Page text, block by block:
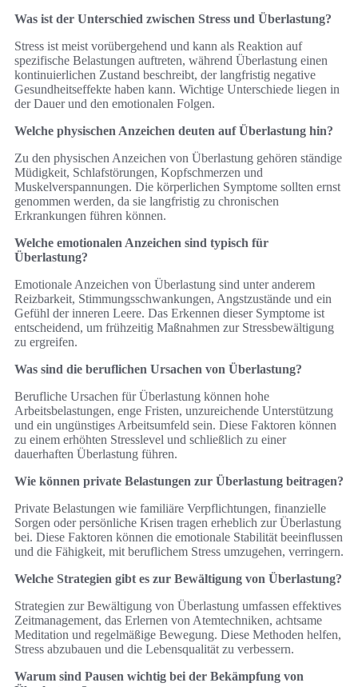
Was ist der Unterschied zwischen Stress und Überlastung?
Stress ist meist vorübergehend und kann als Reaktion auf
spezifische Belastungen auftreten, während Überlastung einen
kontinuierlichen Zustand beschreibt, der langfristig negative
Gesundheitseffekte haben kann. Wichtige Unterschiede liegen in
der Dauer und den emotionalen Folgen.
Welche physischen Anzeichen deuten auf Überlastung hin?
Zu den physischen Anzeichen von Überlastung gehören ständige
Müdigkeit, Schlafstörungen, Kopfschmerzen und
Muskelverspannungen. Die körperlichen Symptome sollten ernst
genommen werden, da sie langfristig zu chronischen
Erkrankungen führen können.
Welche emotionalen Anzeichen sind typisch für
Überlastung?
Emotionale Anzeichen von Überlastung sind unter anderem
Reizbarkeit, Stimmungsschwankungen, Angstzustände und ein
Gefühl der inneren Leere. Das Erkennen dieser Symptome ist
entscheidend, um frühzeitig Maßnahmen zur Stressbewältigung
zu ergreifen.
Was sind die beruflichen Ursachen von Überlastung?
Berufliche Ursachen für Überlastung können hohe
Arbeitsbelastungen, enge Fristen, unzureichende Unterstützung
und ein ungünstiges Arbeitsumfeld sein. Diese Faktoren können
zu einem erhöhten Stresslevel und schließlich zu einer
dauerhaften Überlastung führen.
Wie können private Belastungen zur Überlastung beitragen?
Private Belastungen wie familiäre Verpflichtungen, finanzielle
Sorgen oder persönliche Krisen tragen erheblich zur Überlastung
bei. Diese Faktoren können die emotionale Stabilität beeinflussen
und die Fähigkeit, mit beruflichem Stress umzugehen, verringern.
Welche Strategien gibt es zur Bewältigung von Überlastung?
Strategien zur Bewältigung von Überlastung umfassen effektives
Zeitmanagement, das Erlernen von Atemtechniken, achtsame
Meditation und regelmäßige Bewegung. Diese Methoden helfen,
Stress abzubauen und die Lebensqualität zu verbessern.
Warum sind Pausen wichtig bei der Bekämpfung von